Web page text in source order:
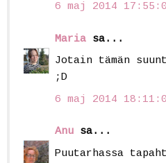
6 maj 2014
Maria sa...
Jotain tämän
;D
6 maj 2014
Anu sa...
Puutarhassa